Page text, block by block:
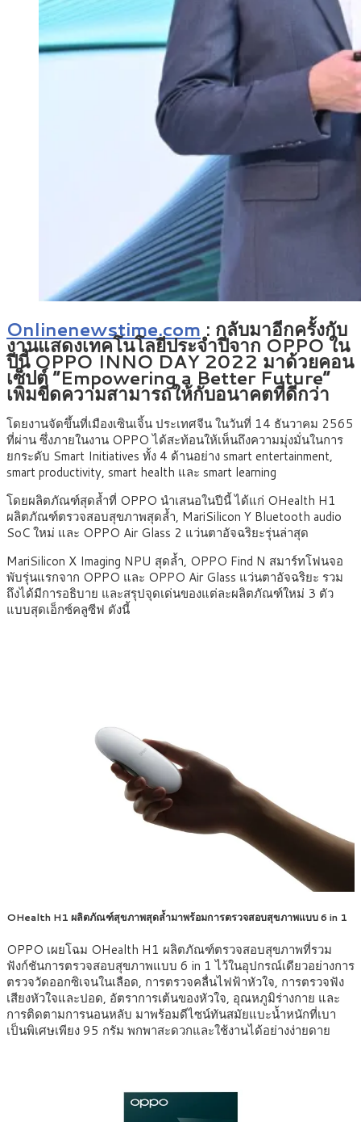
Onlinenewstime.com : กลับมาอีกครั้งกับ
งานแสดงเทคโนโลยีประจำปีจาก OPPO ใน
ปีนี้ OPPO INNO DAY 2022 มาด้วยคอน
เซ็ปต์ “Empowering a Better Future”
เพิ่มขีดความสามารถให้กับอนาคตที่ดีกว่า
โดยงานจัดขึ้นที่เมืองเซินเจิ้น ประเทศจีน ในวันที่ 14 ธันวาคม 2565
ที่ผ่าน ซึ่งภายในงาน OPPO ได้สะท้อนให้เห็นถึงความมุ่งมั่นในการ
ยกระดับ Smart Initiatives ทั้ง 4 ด้านอย่าง smart entertainment,
smart productivity, smart health และ smart learning
โดยผลิตภัณฑ์สุดล้ำที่ OPPO นำเสนอในปีนี้ ได้แก่ OHealth H1
ผลิตภัณฑ์ตรวจสอบสุขภาพสุดล้ำ, MariSilicon Y Bluetooth audio
SoC ใหม่ และ OPPO Air Glass 2 แว่นตาอัจฉริยะรุ่นล่าสุด
MariSilicon X Imaging NPU สุดล้ำ, OPPO Find N สมาร์ทโฟนจอ
พับรุ่นแรกจาก OPPO และ OPPO Air Glass แว่นตาอัจฉริยะ รวม
ถึงได้มีการอธิบาย และสรุปจุดเด่นของแต่ละผลิตภัณฑ์ใหม่ 3 ตัว
แบบสุดเอ็กซ์คลูซีฟ ดังนี้
OHealth H1 ผลิตภัณฑ์สุขภาพสุดล้ำมาพร้อมการตรวจสอบสุขภาพแบบ 6 in 1
OPPO เผยโฉม OHealth H1 ผลิตภัณฑ์ตรวจสอบสุขภาพที่รวม
ฟังก์ชันการตรวจสอบสุขภาพแบบ 6 in 1 ไว้ในอุปกรณ์เดียวอย่างการ
ตรวจวัดออกซิเจนในเลือด, การตรวจคลื่นไฟฟ้าหัวใจ, การตรวจฟัง
เสียงหัวใจและปอด, อัตราการเต้นของหัวใจ, อุณหภูมิร่างกาย และ
การติดตามการนอนหลับ มาพร้อมดีไซน์ทันสมัยแบะน้ำหนักที่เบา
เป็นพิเศษเพียง 95 กรัม พกพาสะดวกและใช้งานได้อย่างง่ายดาย